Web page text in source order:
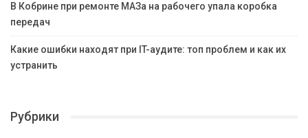
В Кобрине при ремонте МАЗа на рабочего упала коробка
передач
Какие ошибки находят при IT-аудите: топ проблем и как их
устранить
Рубрики